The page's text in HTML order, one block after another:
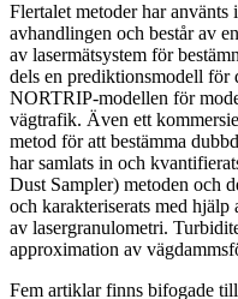
Flertalet metoder har använts
avhandlingen och består av
av lasermätsystem för
dels en prediktionsmodell för
NORTRIP-modellen för
vägtrafik. Även ett
metod för att bestämma
har samlats in och
Dust Sampler) metoden och
och karakteriserats med
av lasergranulometri.
approximation av
Fem artiklar finns bifogade